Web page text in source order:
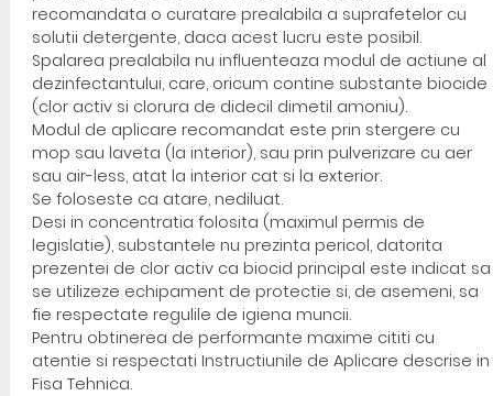
recomandata o curatare prealabila a suprafetelor cu
solutii detergente, daca acest lucru este posibil.
Spalarea prealabila nu influenteaza modul de actiune al
dezinfectantului, care, oricum contine substante biocide
(clor activ si clorura de didecil dimetil amoniu).
Modul de aplicare recomandat este prin stergere cu
mop sau laveta (la interior), sau prin pulverizare cu aer
sau air-less, atat la interior cat si la exterior.
Se foloseste ca atare, nediluat.
Desi in concentratia folosita (maximul permis de
legislatie), substantele nu prezinta pericol, datorita
prezentei de clor activ ca biocid principal este indicat sa
se utilizeze echipament de protectie si, de asemeni, sa
fie respectate regulile de igiena muncii.
Pentru obtinerea de performante maxime cititi cu
atentie si respectati Instructiunile de Aplicare descrise in
Fisa Tehnica.